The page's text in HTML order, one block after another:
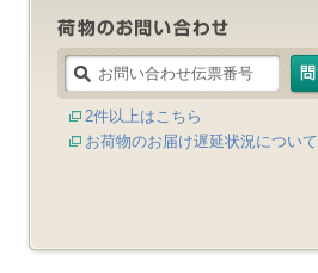
2件以上はこちら
お荷物のお届け遅延状況について